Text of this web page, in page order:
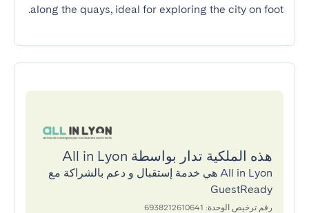
along the quays, ideal for exploring the city on foot.
هذه الملكية تدار بواسطة All in Lyon
All in Lyon هي خدمة إستقبال و دعم بالشراكة مع
GuestReady
رقم ترخيص الوحدة: 6938212610641